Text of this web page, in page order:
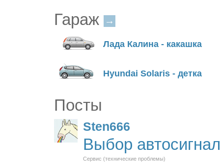
Гараж →
Лада Калина - какашка
Hyundai Solaris - детка
Посты
Sten666
Выбор
Сервис (технические проблемы)